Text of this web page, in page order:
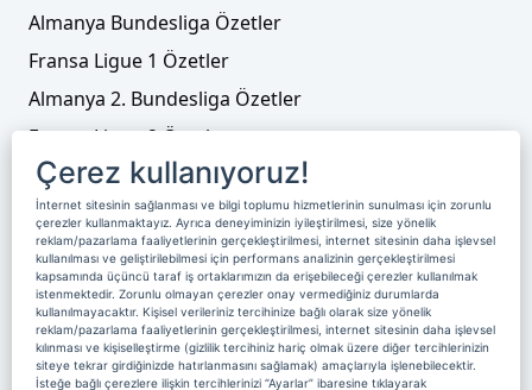
Almanya Bundesliga Özetler
Fransa Ligue 1 Özetler
Almanya 2. Bundesliga Özetler
Fransa Ligue 2 Özetler
Tenis
Video Liste
Foto Galeriler
Üyelik Yayın Akışı Reklam
Site Sözleşmesi
Künye ve İletişim
Çerez Politikası
Çerez kullanıyoruz!
İnternet sitesinin sağlanması ve bilgi toplumu hizmetlerinin sunulması için zorunlu
çerezler kullanmaktayız. Ayrıca deneyiminizin iyileştirilmesi, size yönelik
reklam/pazarlama faaliyetlerinin gerçekleştirilmesi, internet sitesinin daha işlevsel
kullanılması ve geliştirilebilmesi için performans analizinin gerçekleştirilmesi
kapsamında üçüncü taraf iş ortaklarımızın da erişebileceği çerezler kullanılmak
istenmektedir. Zorunlu olmayan çerezler onay vermediğiniz durumlarda
kullanılmayacaktır. Kişisel verileriniz tercihinize bağlı olarak size yönelik
reklam/pazarlama faaliyetlerinin gerçekleştirilmesi, internet sitesinin daha işlevsel
kılınması ve kişiselleştirme (gizlilik tercihiniz hariç olmak üzere diğer tercihlerinizin
siteye tekrar girdiğinizde hatırlanmasını sağlamak) amaçlarıyla işlenebilecektir.
İsteğe bağlı çerezlere ilişkin tercihlerinizi “Ayarlar” ibaresine tıklayarak